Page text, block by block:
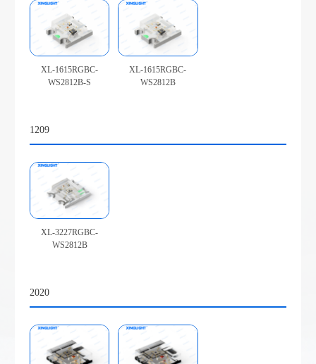
XL-1615RGBC-
WS2812B-S
XL-1615RGBC-
WS2812B
1209
XL-3227RGBC-
WS2812B
2020